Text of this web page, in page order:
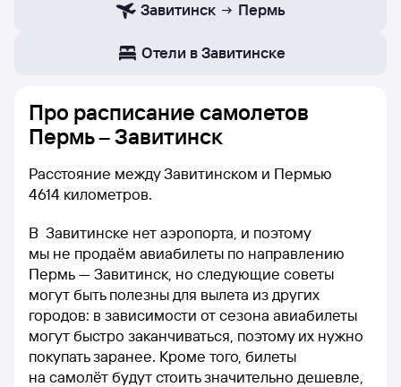
Завитинск Пермь
Отели в Завитинске
Про расписание самолетов
Пермь – Завитинск
Расстояние между Завитинском и Пермью
4614 километров.
В Завитинске нет аэропорта, и поэтому
мы не продаём авиабилеты по направлению
Пермь — Завитинск, но следующие советы
могут быть полезны для вылета из других
городов: в зависимости от сезона авиабилеты
могут быстро заканчиваться, поэтому их нужно
покупать заранее. Кроме того, билеты
на самолёт будут стоить значительно дешевле,